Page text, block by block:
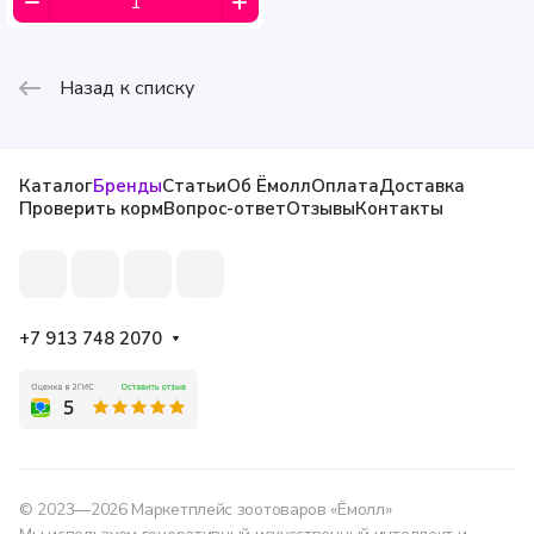
Назад к списку
КаталогБрендыСтатьиОб ЁмоллОплатаДоставка
Проверить кормВопрос-ответОтзывыКонтакты
+7 913 748 2070
© 2023—2026 Маркетплейс зоотоваров «Ёмолл»